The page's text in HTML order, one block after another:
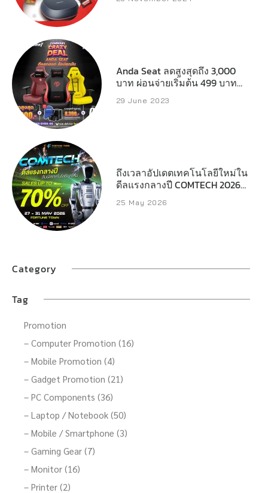
ประสิทธิภาพสูงที่พร้อมเสริ์ฟทุก
Anda Seat ลดสูงสุดถึง 3,000
บาท ผ่อนจ่ายเริ่มต้น 499 บาทต่อ
29 June 2023
ถึงเวลาอัปเดตเทคโนโลยีใหม่ใน
ดีลแรงกลางปี COMTECH 2026
25 May 2026
Category
Tag
Promotion
– Computer Promotion (16)
– Mobile Promotion (4)
– Gadget Promotion (21)
– PC Components (36)
– Laptop / Notebook (50)
– Mobile / Smartphone (3)
– Gaming Gear (7)
– Monitor (16)
– Printer (2)